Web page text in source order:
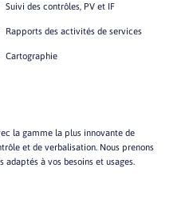
Suivi des contrôles, PV et IF
Rapports des activités de services
Cartographie
la gamme la plus innovante de
et de verbalisation. Nous prenons
adaptés à vos besoins et usages.